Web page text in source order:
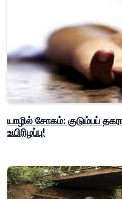
யாழில் சோகம்: குடும்பப்
உயிரிழப்பு!